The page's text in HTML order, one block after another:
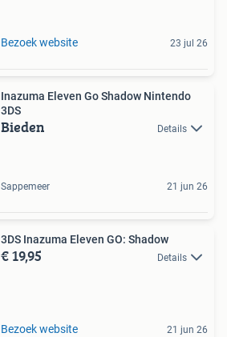
Bezoek website 23 jul 26
Inazuma Eleven Go Shadow Nintendo
3DS
Bieden Details
Sappemeer 21 jun 26
3DS Inazuma Eleven GO: Shadow
€ 19,95 Details
Bezoek website 21 jun 26